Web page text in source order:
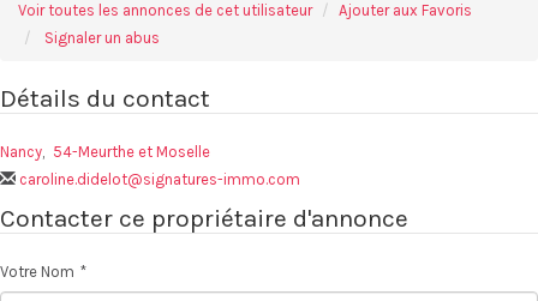
Voir toutes les annonces de cet utilisateur
Ajouter aux Favoris
Signaler un abus
Détails du contact
Nancy, 54-Meurthe et Moselle
caroline.didelot@signatures-immo.com
Contacter ce propriétaire d'annonce
Votre Nom *